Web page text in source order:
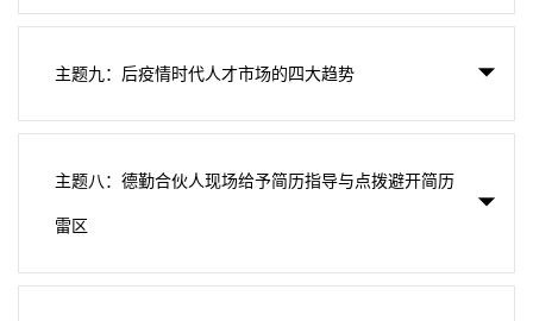
主题九：后疫情时代人才市场的四大趋势
主题八：德勤合伙人现场给予简历指导与点拨避开简历
雷区